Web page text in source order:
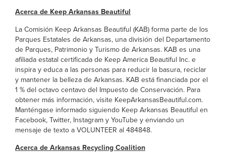
Acerca de Keep Arkansas Beautiful
La Comisión Keep Arkansas Beautiful (KAB) forma parte de los
Parques Estatales de Arkansas, una división del Departamento
de Parques, Patrimonio y Turismo de Arkansas. KAB es una
afiliada estatal certificada de Keep America Beautiful Inc. e
inspira y educa a las personas para reducir la basura, reciclar
y mantener la belleza de Arkansas. KAB está financiada por el
1 % del octavo centavo del Impuesto de Conservación. Para
obtener más información, visite KeepArkansasBeautiful.com.
Manténgase informado siguiendo Keep Arkansas Beautiful en
Facebook, Twitter, Instagram y YouTube y enviando un
mensaje de texto a VOLUNTEER al 484848.
Acerca de Arkansas Recycling Coalition